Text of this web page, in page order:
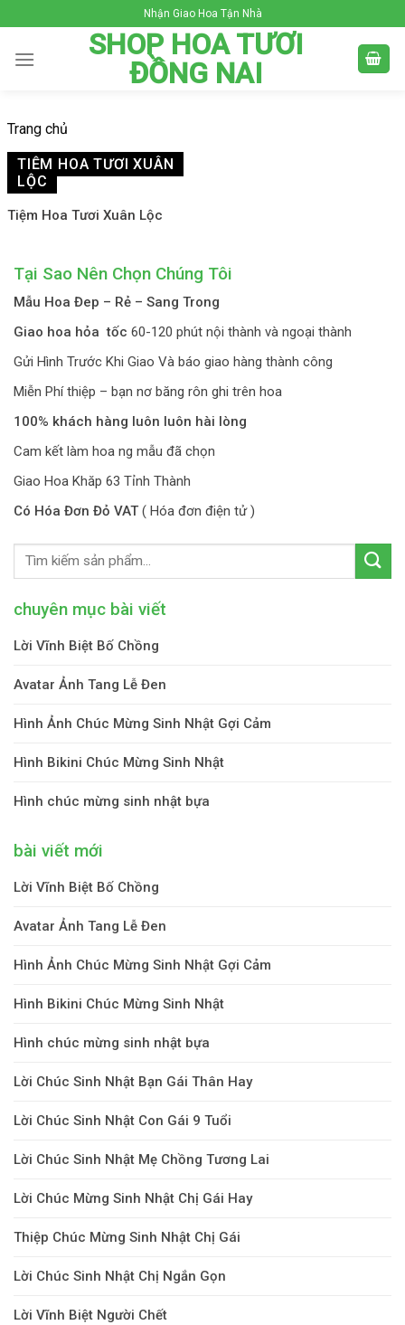
to
content
Nhận Giao Hoa Tận Nhà
SHOP HOA TƯƠI
ĐỒNG NAI
Trang chủ
TIỆM HOA TƯƠI XUÂN
LỘC
Tiệm Hoa Tươi Xuân Lộc
Tại Sao Nên Chọn Chúng Tôi
Mẫu Hoa Đep – Rẻ – Sang Trong
Giao hoa hỏa tốc 60-120 phút nội thành và ngoại thành
Gửi Hình Trước Khi Giao Và báo giao hàng thành công
Miễn Phí thiệp – bạn nơ băng rôn ghi trên hoa
100% khách hàng luôn luôn hài lòng
Cam kết làm hoa ng mẫu đã chọn
Giao Hoa Khăp 63 Tỉnh Thành
Có Hóa Đơn Đỏ VAT ( Hóa đơn điện tử )
chuyên mục bài viết
Lời Vĩnh Biệt Bố Chồng
Avatar Ảnh Tang Lễ Đen
Hình Ảnh Chúc Mừng Sinh Nhật Gợi Cảm
Hình Bikini Chúc Mừng Sinh Nhật
Hình chúc mừng sinh nhật bựa
bài viết mới
Lời Vĩnh Biệt Bố Chồng
Avatar Ảnh Tang Lễ Đen
Hình Ảnh Chúc Mừng Sinh Nhật Gợi Cảm
Hình Bikini Chúc Mừng Sinh Nhật
Hình chúc mừng sinh nhật bựa
Lời Chúc Sinh Nhật Bạn Gái Thân Hay
Lời Chúc Sinh Nhật Con Gái 9 Tuổi
Lời Chúc Sinh Nhật Mẹ Chồng Tương Lai
Lời Chúc Mừng Sinh Nhật Chị Gái Hay
Thiệp Chúc Mừng Sinh Nhật Chị Gái
Lời Chúc Sinh Nhật Chị Ngắn Gọn
Lời Vĩnh Biệt Người Chết